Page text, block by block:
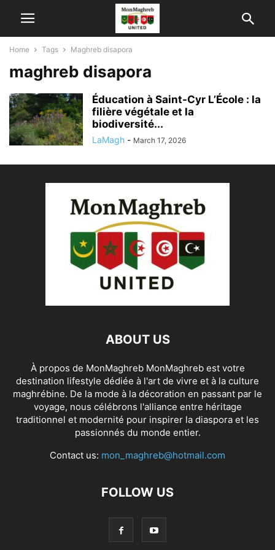
Home Tags Maghreb disapora
maghreb disapora
Éducation à Saint-Cyr L’École : la
filière végétale et la
biodiversité...
LaMagh - March 17, 2026
ABOUT US
À propos de MonMaghreb MonMaghreb est votre
destination lifestyle dédiée à l'art de vivre et à la culture
maghrébine. De la mode à la décoration en passant par le
voyage, nous célébrons l'alliance entre héritage
traditionnel et modernité pour inspirer la diaspora et les
passionnés du monde entier.
Contact us: mon_maghreb@hotmail.com
FOLLOW US